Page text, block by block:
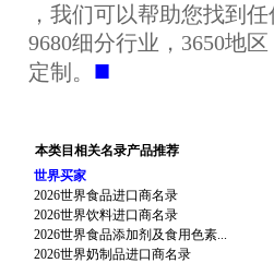
，我们可以帮助您找到
9680细分行业，3650地
定制。 ■
本类目相关名录产品推荐
世界买家
2026世界食品进口商名录
2026世界饮料进口商名录
2026世界食品添加剂及食用色素...
2026世界奶制品进口商名录